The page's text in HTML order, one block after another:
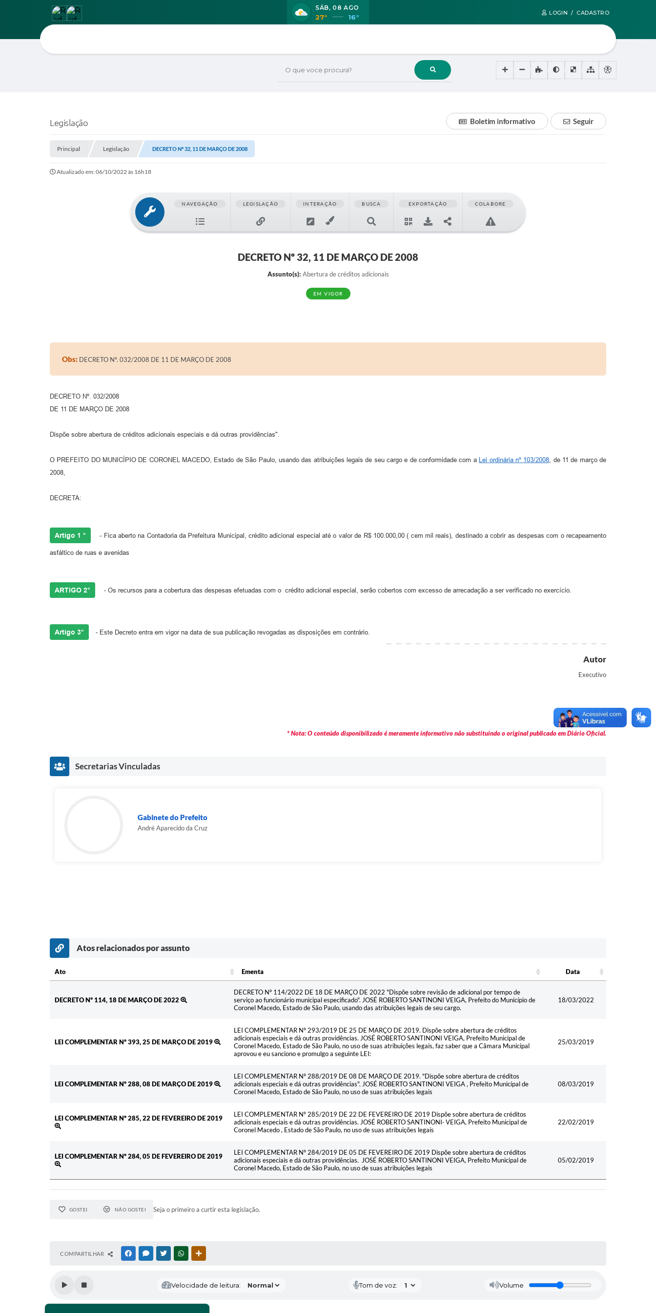
LOGIN / CADASTRO
O que voce procura?
SÁB 08 AGO
27° 16°
Legislação Seguir
Boletim informativo
Principal Legislação DECRETO Nº 32, 11 DE MARÇO DE 2008
Atualizado em: 06/10/2022 às 16h18
NAVEGAÇÃO LEGISLAÇÃO INTERAÇÃO BUSCA EXPORTAÇÃO COLABORE
DECRETO Nº 32, 11 DE MARÇO DE 2008
Assunto(s): Abertura de créditos adicionais
EM VIGOR
Obs: DECRETO Nº. 032/2008 DE 11 DE MARÇO DE 2008
DECRETO Nº. 032/2008
DE 11 DE MARÇO DE 2008
Dispõe sobre abertura de créditos adicionais especiais e dá outras providências".
O PREFEITO DO MUNICÍPIO DE CORONEL MACEDO, Estado de São Paulo, usando das atribuições legais de seu cargo e de conformidade com a Lei ordinária nº 103/2008, de 11 de março de
2008,
DECRETA:
Artigo 1 ° - Fica aberto na Contadoria da Prefeitura Municipal, crédito adicional especial até o valor de R$ 100.000,00 ( cem mil reais), destinado a cobrir as despesas com o recapeamento
asfáltico de ruas e avenidas
ARTIGO 2° - Os recursos para a cobertura das despesas efetuadas com o crédito adicional especial, serão cobertos com excesso de arrecadação a ser verificado no exercício.
Artigo 3° - Este Decreto entra em vigor na data de sua publicação revogadas as disposições em contrário.
Autor
Executivo
* Nota: O conteúdo disponibilizado é meramente informativo não substituindo o original publicado em Diário Oficial.
Secretarias Vinculadas
Gabinete do Prefeito
André Aparecido da Cruz
Atos relacionados por assunto
Ato Ementa
Data
DECRETO Nº 114, 18 DE MARÇO DE 2022
DECRETO Nº 114/2022 DE 18 DE MARÇO DE 2022 "Dispõe sobre revisão de adicional por tempo de
serviço ao funcionário municipal especificado". JOSÉ ROBERTO SANTINONI VEIGA, Prefeito do Município de
Coronel Macedo, Estado de São Paulo, usando das atribuições legais de seu cargo.
18/03/2022
LEI COMPLEMENTAR Nº 393, 25 DE MARÇO DE 2019
LEI COMPLEMENTAR Nº 293/2019 DE 25 DE MARÇO DE 2019. Dispõe sobre abertura de créditos
adicionais especiais e dá outras providências. JOSÉ ROBERTO SANTINONI VEIGA, Prefeito Municipal de
Coronel Macedo, Estado de São Paulo, no uso de suas atribuições legais, faz saber que a Câmara Municipal
aprovou e eu sanciono e promulgo a seguinte LEI:
25/03/2019
LEI COMPLEMENTAR Nº 288, 08 DE MARÇO DE 2019
LEI COMPLEMENTAR Nº 288/2019 DE 08 DE MARÇO DE 2019. "Dispõe sobre abertura de créditos
adicionais especiais e dá outras providências". JOSÉ ROBERTO SANTINONI VEIGA , Prefeito Municipal de
Coronel Macedo, Estado de São Paulo, no uso de suas atribuições legais
08/03/2019
LEI COMPLEMENTAR Nº 285, 22 DE FEVEREIRO DE 2019
LEI COMPLEMENTAR Nº 285/2019 DE 22 DE FEVEREIRO DE 2019 Dispõe sobre abertura de créditos
adicionais especiais e dá outras providências. JOSÉ ROBERTO SANTINONI· VEIGA, Prefeito Municipal de
Coronel Macedo , Estado de São Paulo, no uso de suas atribuições legais
22/02/2019
LEI COMPLEMENTAR Nº 284, 05 DE FEVEREIRO DE 2019
LEI COMPLEMENTAR Nº 284/2019 DE 05 DE FEVEREIRO DE 2019 Dispõe sobre abertura de créditos
adicionais especiais e dá outras providências. JOSÉ ROBERTO SANTINONI VEIGA, Prefeito Municipal de
Coronel Macedo, Estado de São Paulo, no uso de suas atribuições legais
05/02/2019
GOSTEI NÃO GOSTEI Seja o primeiro a curtir esta legislação.
COMPARTILHAR FACEBOOKMESSENGER
TWITTERWHATSAPP
Velocidade de leitura: Tom de voz: Volume